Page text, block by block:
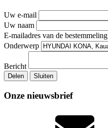
Uw e-mail
Uw naam
E-mailadres van de bestemmeling
Onderwerp
Bericht
Delen Sluiten
Onze nieuwsbrief